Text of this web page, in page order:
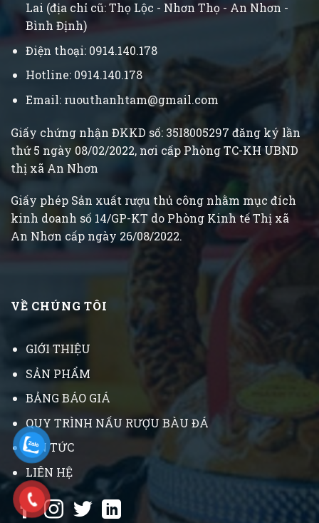
Lai (địa chỉ cũ: Thọ Lộc - Nhơn Thọ - An Nhơn -
Bình Định)
Điện thoại: 0914.140.178
Hotline: 0914.140.178
Email: ruouthanhtam@gmail.com
Giấy chứng nhận ĐKKD số: 35I8005297 đăng ký lần
thứ 5 ngày 08/02/2022, nơi cấp Phòng TC-KH UBND
thị xã An Nhơn
Giấy phép Sản xuất rượu thủ công nhằm mục đích
kinh doanh số 14/GP-KT do Phòng Kinh tế Thị xã
An Nhơn cấp ngày 26/08/2022.
VỀ CHÚNG TÔI
GIỚI THIỆU
SẢN PHẨM
BẢNG BÁO GIÁ
QUY TRÌNH NẤU RƯỢU BÀU ĐÁ
TIN TỨC
LIÊN HỆ